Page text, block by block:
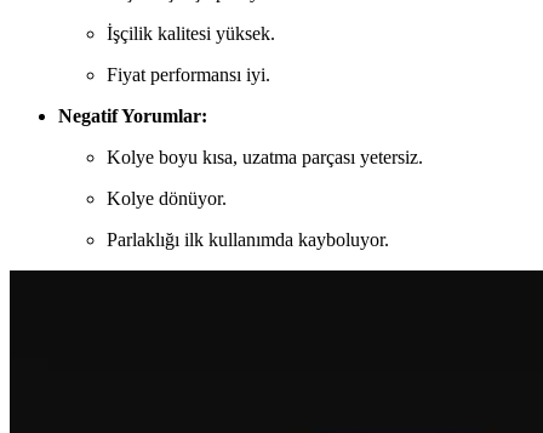
İşçilik kalitesi yüksek.
Fiyat performansı iyi.
Negatif Yorumlar:
Kolye boyu kısa, uzatma parçası yetersiz.
Kolye dönüyor.
Parlaklığı ilk kullanımda kayboluyor.